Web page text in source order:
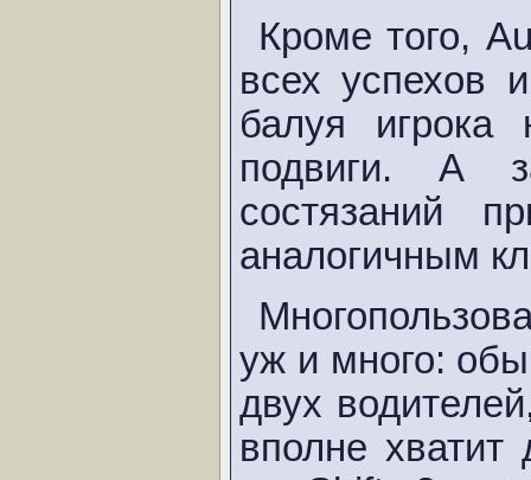
Кроме того,
всех успехов
балуя игрока
подвиги. А
состязаний
аналогичным
уж и много:
двух
вполне хватит